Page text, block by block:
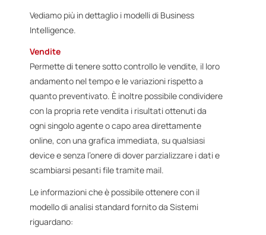
Vediamo più in dettaglio i modelli di Business
Intelligence.
Vendite
Permette di tenere sotto controllo le vendite, il loro
andamento nel tempo e le variazioni rispetto a
quanto preventivato. È inoltre possibile condividere
con la propria rete vendita i risultati ottenuti da
ogni singolo agente o capo area direttamente
online, con una grafica immediata, su qualsiasi
device e senza l’onere di dover parzializzare i dati e
scambiarsi pesanti file tramite mail.
Le informazioni che è possibile ottenere con il
modello di analisi standard fornito da Sistemi
riguardano: